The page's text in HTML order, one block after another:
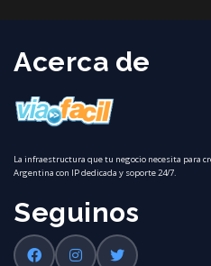
Acerca de
La infraestructura que tu negocio necesita para
Argentina con IP dedicada y soporte 24/7.
Seguinos